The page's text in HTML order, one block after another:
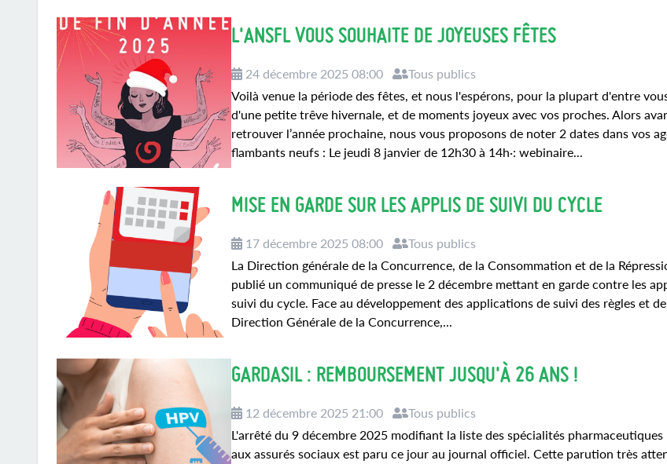
L'ANSFL VOUS SOUHAITE DE JOYEUSES FÊTES
24 décembre 2025 08:00
Tous publics
Voilà venue la période des fêtes, et nous l'espérons, pour la plupart d'entre
d'une petite trêve hivernale, et de moments joyeux avec vos proches. Alors
retrouver l’année prochaine, nous vous proposons de noter 2 dates dans vos
flambants neufs : Le jeudi 8 janvier de 12h30 à 14h·: webinaire...
MISE EN GARDE SUR LES APPLIS DE SUIVI DU CYCLE
17 décembre 2025 08:00
Tous publics
La Direction générale de la Concurrence, de la Consommation et de la
publié un communiqué de presse le 2 décembre mettant en garde contre les
suivi du cycle. Face au développement des applications de suivi des règles et
Direction Générale de la Concurrence,...
GARDASIL : REMBOURSEMENT JUSQU'À 26 ANS !
12 décembre 2025 21:00
Tous publics
L'arrêté du 9 décembre 2025 modifiant la liste des spécialités pharmaceutiques
aux assurés sociaux est paru ce jour au journal officiel. Cette parution très